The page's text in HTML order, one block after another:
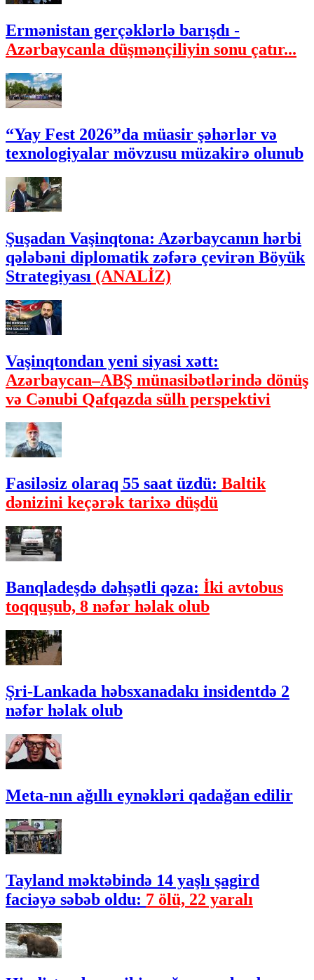
Ermənistan gerçəklərlə barışdı -
Azərbaycanla düşmənçiliyin sonu çatır...
“Yay Fest 2026”da müasir şəhərlər və
texnologiyalar mövzusu müzakirə olunub
Şuşadan Vaşinqtona: Azərbaycanın hərbi
qələbəni diplomatik zəfərə çevirən Böyük
Strategiyası (ANALİZ)
Vaşinqtondan yeni siyasi xətt:
Azərbaycan–ABŞ münasibətlərində dönüş
və Cənubi Qafqazda sülh perspektivi
Fasiləsiz olaraq 55 saat üzdü: Baltik
dənizini keçərək tarixə düşdü
Banqladeşdə dəhşətli qəza: İki avtobus
toqquşub, 8 nəfər həlak olub
Şri-Lankada həbsxanadakı insidentdə 2
nəfər həlak olub
Meta-nın ağıllı eynəkləri qadağan edilir
Tayland məktəbində 14 yaşlı şagird
faciəyə səbəb oldu: 7 ölü, 22 yaralı